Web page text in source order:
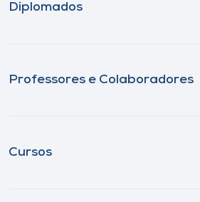
Diplomados
Professores e Colaboradores
Cursos